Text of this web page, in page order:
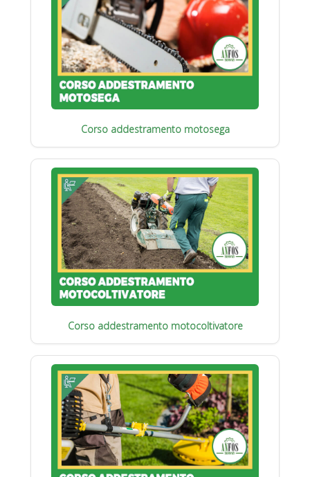
Corso addestramento motosega
Corso addestramento motocoltivatore